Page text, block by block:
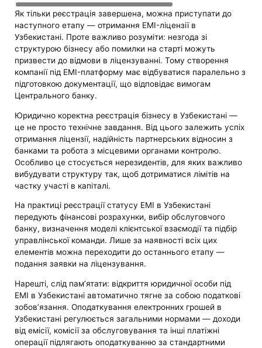
Як тільки реєстрація завершена, можна приступати до
наступного етапу — отримання EMI-ліцензії в
Узбекистані. Проте важливо розуміти: незгода зі
структурою бізнесу або помилки на старті можуть
призвести до відмови в ліцензуванні. Тому створення
компанії під EMI-платформу має відбуватися паралельно з
підготовкою документації, що відповідає вимогам
Центрального банку.
Юридично коректна реєстрація бізнесу в Узбекистані —
це не просто технічне завдання. Від цього залежить успіх
отримання ліцензії, надійність партнерських відносин з
банками та робота з місцевими органами контролю.
Особливо це стосується нерезидентів, для яких важливо
вибудувати структуру так, щоб дотриматися лімітів на
частку участі в капіталі.
На практиці реєстрації статусу EMI в Узбекистані
передують фінансові розрахунки, вибір обслуговчого
банку, визначення моделі клієнтської взаємодії та підбір
управлінської команди. Лише за наявності всіх цих
елементів можна переходити до останнього етапу —
подання заявки на ліцензування.
Нарешті, слід пам’ятати: відкриття юридичної особи під
EMI в Узбекистані автоматично тягне за собою податкові
зобов’язання. Оподаткування електронних грошей в
Узбекистані регулюється загальними нормами — доходи
від емісії, комісії за обслуговування та інші платіжні
операції підлягають оподаткуванню за стандартними